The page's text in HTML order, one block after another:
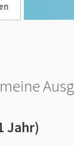
Jahr)